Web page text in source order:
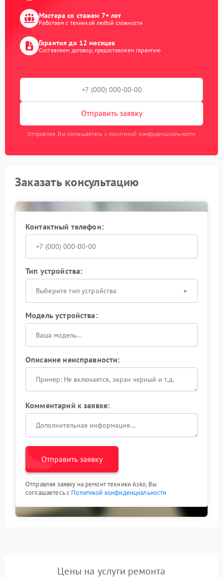
Мастера со стажем 7+ лет
Работаем с техникой любой сложности
Гарантия до 12 месяцев
Составляем договор, предоставляем гарантию
Отправить заявку
Отправляя, Вы соглашаетесь с политикой конфиденциальности
Заказать консультацию
Контактный телефон:
Тип устройства:
Выберите тип устройства
Модель устройства:
Описание неисправности:
Комментарий к заявке:
Отправить заявку
Отправляя заявку на ремонт техники Asko, Вы
соглашаетесь с Политикой конфиденциальности
Цены на услуги ремонта